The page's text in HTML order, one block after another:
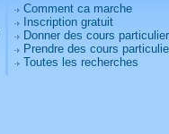
Comment ca marche
Inscription gratuit
Donner des cours
Prendre des cours
Toutes les recherches